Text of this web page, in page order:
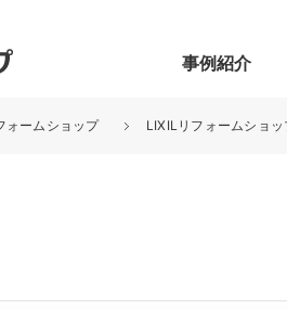
事例紹介
トイレ
について
ォームショップ LIXILリフォームショ